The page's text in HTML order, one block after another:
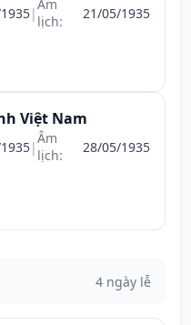
|Âm
lịch:
21/05/1935
Việt Nam
|Âm
lịch:
28/05/1935
4 ngày lễ